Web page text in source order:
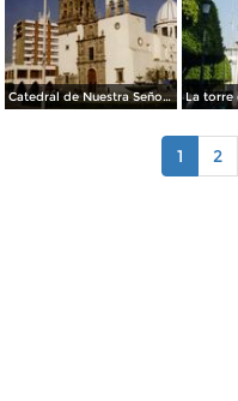
Catedral de Nuestra Señora de la Soledad, de estilo barroco(siglo XVII). Irapuato, Gto. 2001
1 2